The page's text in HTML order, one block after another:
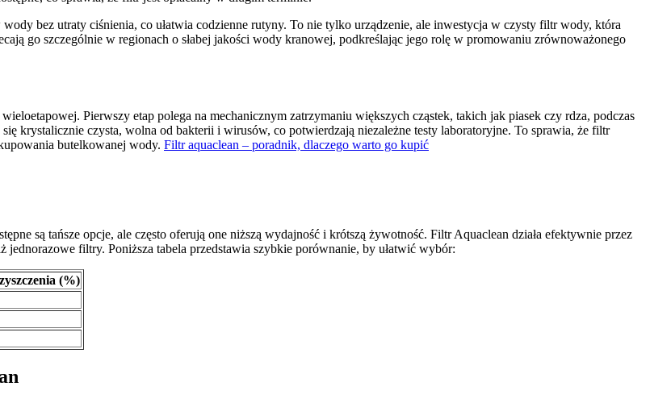
bez utraty ciśnienia, co ułatwia codzienne rutyny. To nie tylko urządzenie, ale inwestycja w czysty filtr wody, która
go szczególnie w regionach o słabej jakości wody kranowej, podkreślając jego rolę w promowaniu zrównoważonego
Pierwszy etap polega na mechanicznym zatrzymaniu większych cząstek, takich jak piasek czy rdza, podczas
krystalicznie czysta, wolna od bakterii i wirusów, co potwierdzają niezależne testy laboratoryjne. To sprawia, że filtr
butelkowanej wody. Filtr aquaclean – poradnik, dlaczego warto go kupić
są tańsze opcje, ale często oferują one niższą wydajność i krótszą żywotność. Filtr Aquaclean działa efektywnie przez
filtry. Poniższa tabela przedstawia szybkie porównanie, by ułatwić wybór:
(%)